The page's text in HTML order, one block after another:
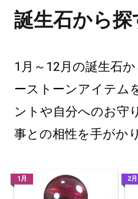
誕生石から探
1月～12月の誕生石
ーストーンアイテム
ントや自分へのお守
事との相性を手がか
1月 2月